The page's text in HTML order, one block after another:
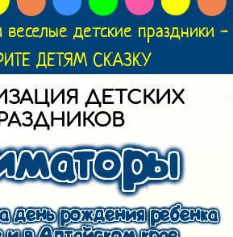
детские праздники -
ДЕТЯМ СКАЗКУ
ДЕТСКИХ
день рождения ребенка